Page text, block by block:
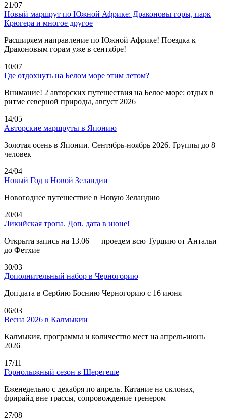
21/07
Новый маршрут по Южной Африке: Драконовы горы, парк
Крюгера и многое другое
Расширяем направление по Южной Африке! Поездка к
Драконовым горам уже в сентябре!
10/07
Где отдохнуть на Белом море этим летом?
Внимание! 2 авторских путешествия на Белое море: отдых в
ритме северной природы, август 2026
14/05
Авторские маршруты в Японию
Золотая осень в Японии. Сентябрь-ноябрь 2026. Группы до 8
человек
24/04
Новый Год в Новой Зеландии
Новогоднее путешествие в Новую Зеландию
20/04
Ликийская тропа. Доп. дата в июне!
Открыта запись на 13.06 — проедем всю Турцию от Антальи
до Фетхие
30/03
Дополнительный набор в Черногорию
Доп.дата в Сербию Боснию Черногорию с 16 июня
06/03
Весна 2026 в Калмыкии
Калмыкия, программы и количество мест на апрель-июнь
2026
17/11
Горнолыжный сезон в Шерегеше
Еженедельно с декабря по апрель. Катание на склонах,
фрирайд вне трассы, сопровождение тренером
27/08